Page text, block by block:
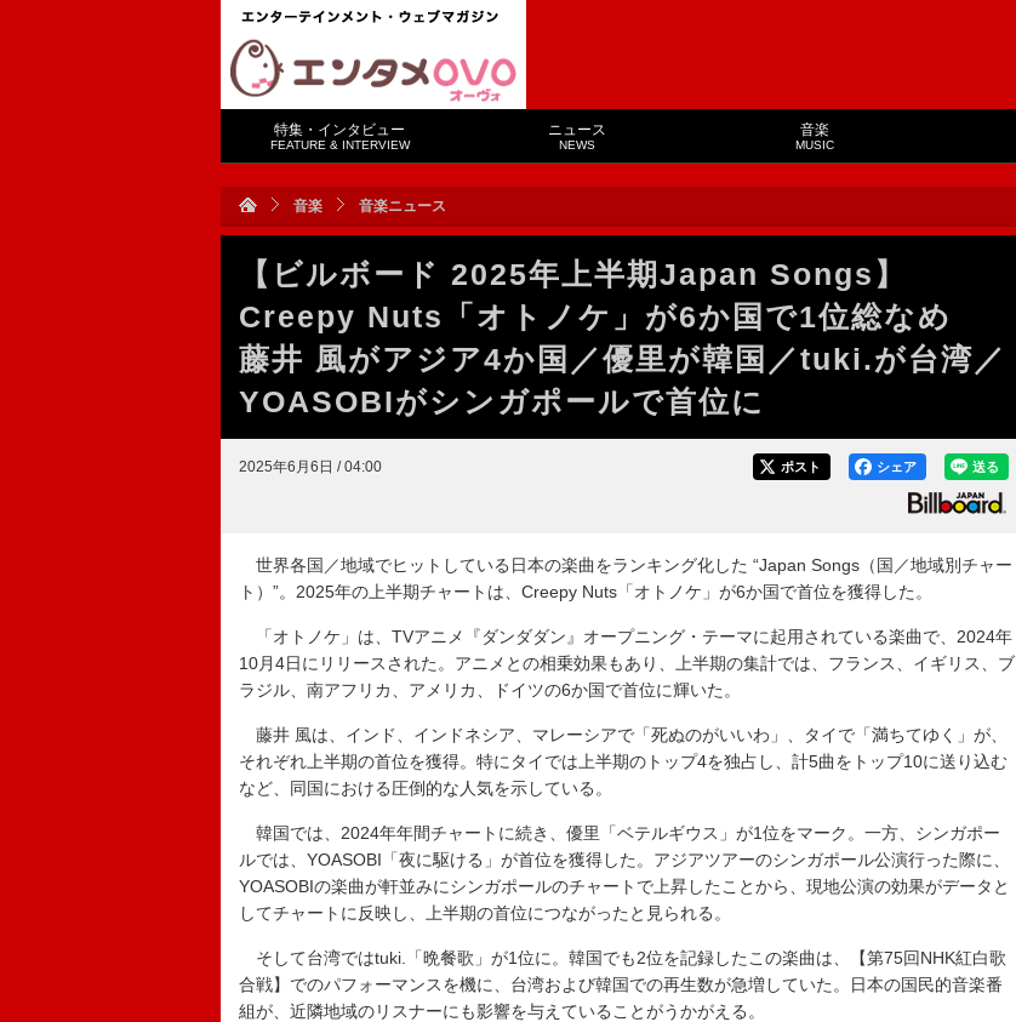
特集・インタビュー
FEATURE & INTERVIEW
ニュース
NEWS
音楽
MUSIC
音楽 音楽ニュース
【ビルボード 2025年上半期Japan Songs】
Creepy Nuts「オトノケ」が6か国で1位総なめ
藤井 風がアジア4か国／優里が韓国／tuki.が台湾／
YOASOBIがシンガポールで首位に
2025年6月6日 / 04:00 送る
シェア
ポスト
世界各国／地域でヒットしている日本の楽曲をランキング化した “Japan Songs（国／地域別チャー
ト）”。2025年の上半期チャートは、Creepy Nuts「オトノケ」が6か国で首位を獲得した。
「オトノケ」は、TVアニメ『ダンダダン』オープニング・テーマに起用されている楽曲で、2024年
10月4日にリリースされた。 アニメとの相乗効果もあり、上半期の集計では、フランス、イギリス、ブ
ラジル、南アフリカ、アメリカ、ドイツの6か国で首位に輝いた。
藤井 風は、インド、インドネシア、マレーシアで「死ぬのがいいわ」、タイで「満ちてゆく」が、
それぞれ上半期の首位を獲得。特にタイでは上半期のトップ4を独占し、計5曲をトップ10に送り込む
など、同国における圧倒的な人気を示している。
韓国では、2024年年間チャートに続き、優里「ベテルギウス」が1位をマーク。一方、シンガポー
ルでは、YOASOBI「夜に駆ける」が首位を獲得した。アジアツアーのシンガポール公演行った際に、
YOASOBIの楽曲が軒並みにシンガポールのチャートで上昇したことから、現地公演の効果がデータと
してチャートに反映し、上半期の首位につながったと見られる。
そして台湾ではtuki.「晩餐歌」が1位に。韓国でも2位を記録したこの楽曲は、【第75回NHK紅白歌
合戦】でのパフォーマンスを機に、台湾および韓国での再生数が急増していた。日本の国民的音楽番
組が、近隣地域のリスナーにも影響を与えていることがうかがえる。